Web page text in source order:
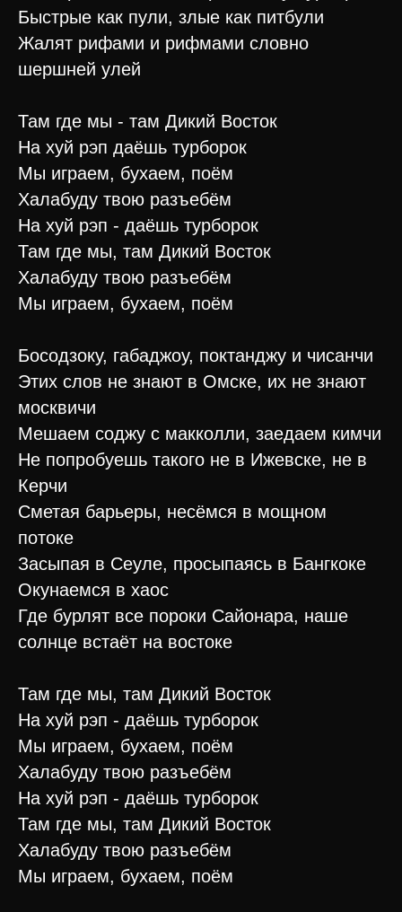
Быстрые как пули, злые как питбули
Жалят рифами и рифмами словно
шершней улей
Там где мы - там Дикий Восток
На хуй рэп даёшь турборок
Мы играем, бухаем, поём
Халабуду твою разъебём
На хуй рэп - даёшь турборок
Там где мы, там Дикий Восток
Халабуду твою разъебём
Мы играем, бухаем, поём
Босодзоку, габаджоу, поктанджу и чисанчи
Этих слов не знают в Омске, их не знают
москвичи
Мешаем соджу с макколли, заедаем кимчи
Не попробуешь такого не в Ижевске, не в
Керчи
Сметая барьеры, несёмся в мощном
потоке
Засыпая в Сеуле, просыпаясь в Бангкоке
Окунаемся в хаос
Где бурлят все пороки Сайонара, наше
солнце встаёт на востоке
Там где мы, там Дикий Восток
На хуй рэп - даёшь турборок
Мы играем, бухаем, поём
Халабуду твою разъебём
На хуй рэп - даёшь турборок
Там где мы, там Дикий Восток
Халабуду твою разъебём
Мы играем, бухаем, поём